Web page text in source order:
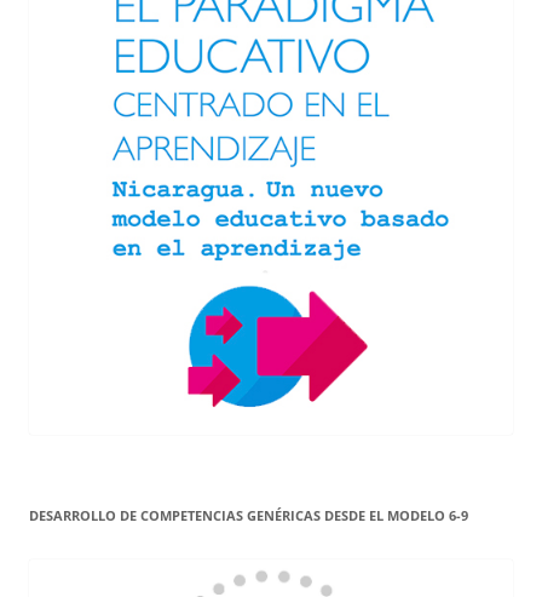
DESARROLLO DE COMPETENCIAS GENÉRICAS DESDE EL MODELO 6-9